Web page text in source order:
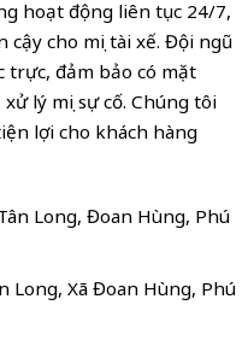
hoạt động liên tục 24/7,
cho mọi tài xế. Đội ngũ
trực, đảm bảo có mặt
lý mọi sự cố. Chúng tôi
lợi cho khách hàng
Long, Đoan Hùng, Phú
Long, Xã Đoan Hùng, Phú